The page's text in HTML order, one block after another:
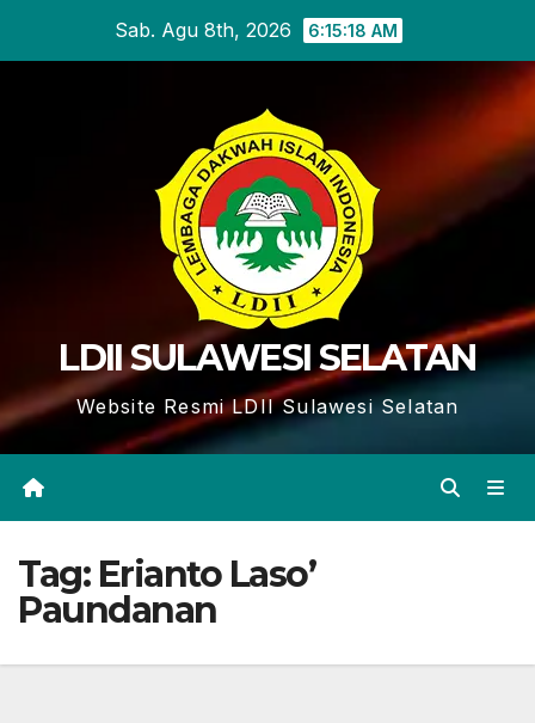
Sab. Agu 8th, 2026 6:15:19 AM
LDII SULAWESI SELATAN
Website Resmi LDII Sulawesi Selatan
Tag: Erianto Laso’
Paundanan